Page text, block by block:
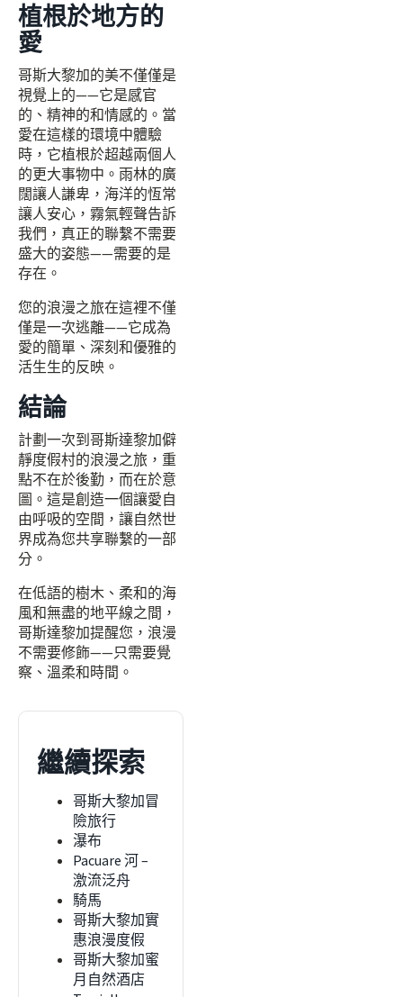
植根於地方的
愛
哥斯大黎加的美不僅僅是
視覺上的——它是感官
的、精神的和情感的。當
愛在這樣的環境中體驗
時，它植根於超越兩個人
的更大事物中。雨林的廣
闊讓人謙卑，海洋的恆常
讓人安心，霧氣輕聲告訴
我們，真正的聯繫不需要
盛大的姿態——需要的是
存在。
您的浪漫之旅在這裡不僅
僅是一次逃離——它成為
愛的簡單、深刻和優雅的
活生生的反映。
結論
計劃一次到哥斯達黎加僻
靜度假村的浪漫之旅，重
點不在於後勤，而在於意
圖。這是創造一個讓愛自
由呼吸的空間，讓自然世
界成為您共享聯繫的一部
分。
在低語的樹木、柔和的海
風和無盡的地平線之間，
哥斯達黎加提醒您，浪漫
不需要修飾——只需要覺
察、溫柔和時間。
繼續探索
哥斯大黎加冒
險旅行
瀑布
Pacuare 河 –
激流泛舟
騎馬
哥斯大黎加實
惠浪漫度假
哥斯大黎加蜜
月自然酒店